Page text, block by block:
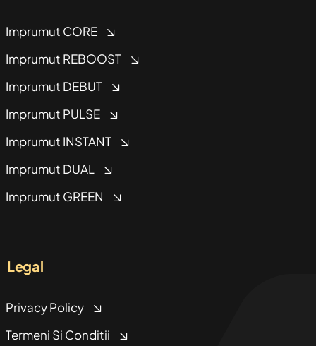
Imprumut CORE
Imprumut REBOOST
Imprumut DEBUT
Imprumut PULSE
Imprumut INSTANT
Imprumut DUAL
Imprumut GREEN
Legal
Privacy Policy
Termeni Si Conditii